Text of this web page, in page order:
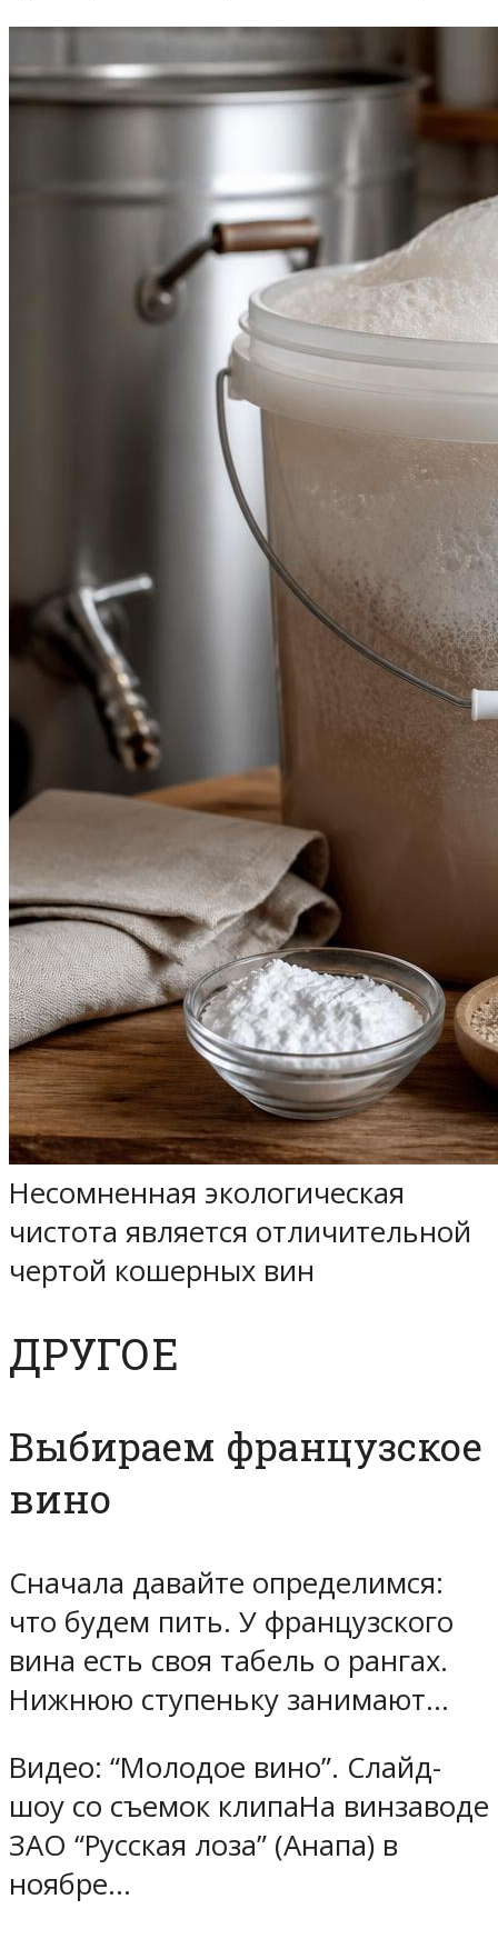
Несомненная экологическая
чистота является отличительной
чертой кошерных вин
ДРУГОЕ
Выбираем французское
вино
Сначала давайте определимся:
что будем пить. У французского
вина есть своя табель о рангах.
Нижнюю ступеньку занимают…
Видео: “Молодое вино”. Слайд-
шоу со съемок клипаНа винзаводе
ЗАО “Русская лоза” (Анапа) в
ноябре…